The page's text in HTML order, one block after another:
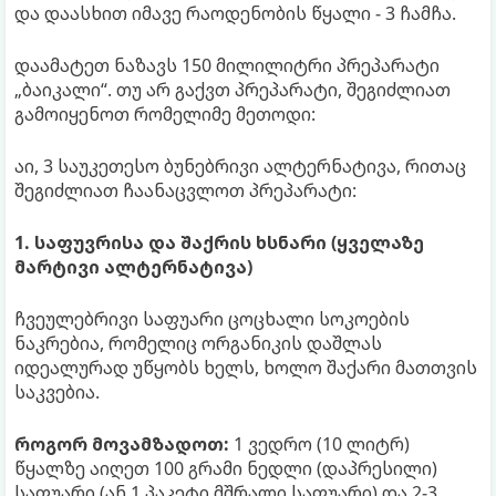
და დაასხით იმავე რაოდენობის წყალი - 3 ჩამჩა.
დაამატეთ ნაზავს 150 მილილიტრი პრეპარატი
„ბაიკალი“. თუ არ გაქვთ პრეპარატი, შეგიძლიათ
გამოიყენოთ რომელიმე მეთოდი:
აი, 3 საუკეთესო ბუნებრივი ალტერნატივა, რითაც
შეგიძლიათ ჩაანაცვლოთ პრეპარატი:
1. საფუვრისა და შაქრის ხსნარი (ყველაზე
მარტივი ალტერნატივა)
ჩვეულებრივი საფუარი ცოცხალი სოკოების
ნაკრებია, რომელიც ორგანიკის დაშლას
იდეალურად უწყობს ხელს, ხოლო შაქარი მათთვის
საკვებია.
როგორ მოვამზადოთ: 1 ვედრო (10 ლიტრ)
წყალზე აიღეთ 100 გრამი ნედლი (დაპრესილი)